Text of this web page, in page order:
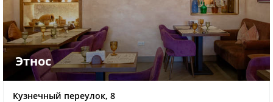
Этнос
Кузнечный переулок, 8